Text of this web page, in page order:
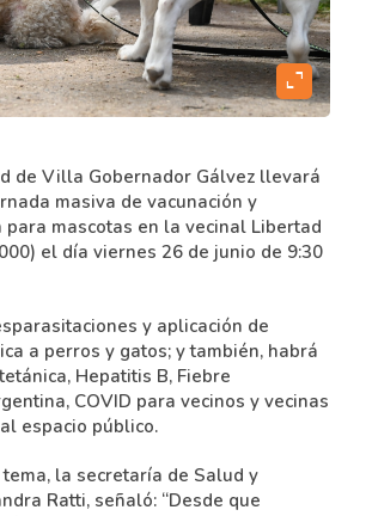
expand_content
de Villa Gobernador Gálvez llevará
masiva de vacunación y
para mascotas en la vecinal Libertad
el día viernes 26 de junio de 9:30
y aplicación de
a perros y gatos; y también, habrá
Hepatitis B, Fiebre
COVID para vecinos y vecinas
espacio público.
la secretaría de Salud y
Ratti, señaló: “Desde que